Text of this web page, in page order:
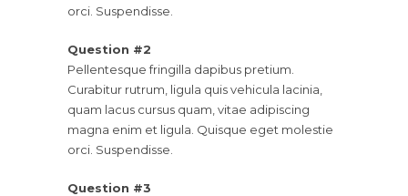
orci. Suspendisse.
Question #2
Pellentesque fringilla dapibus pretium.
Curabitur rutrum, ligula quis vehicula lacinia,
quam lacus cursus quam, vitae adipiscing
magna enim et ligula. Quisque eget molestie
orci. Suspendisse.
Question #3